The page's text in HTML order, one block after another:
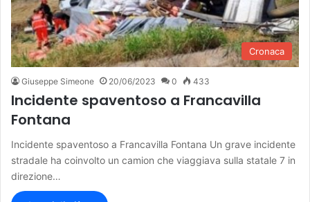
Cronaca
Giuseppe Simeone 20/06/2023 0 433
Incidente spaventoso a Francavilla
Fontana
Incidente spaventoso a Francavilla Fontana Un grave incidente
stradale ha coinvolto un camion che viaggiava sulla statale 7 in
direzione…